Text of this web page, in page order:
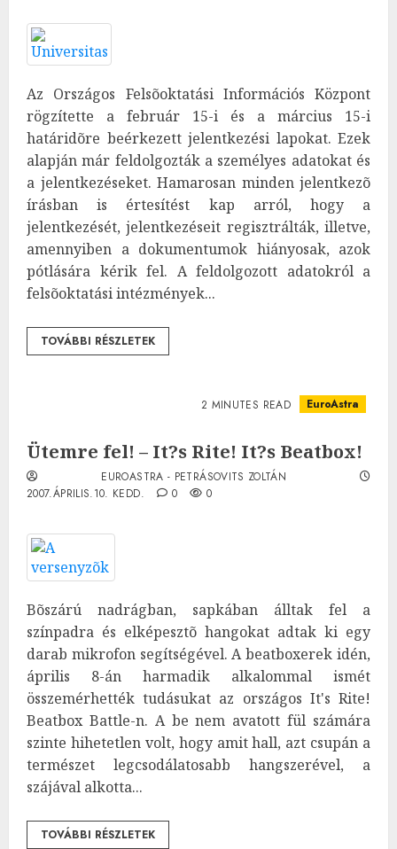
Az Országos Felsõoktatási Információs Központ
rögzítette a február 15-i és a március 15-i
határidõre beérkezett jelentkezési lapokat. Ezek
alapján már feldolgozták a személyes adatokat és
a jelentkezéseket. Hamarosan minden jelentkezõ
írásban is értesítést kap arról, hogy a
jelentkezését, jelentkezéseit regisztrálták, illetve,
amennyiben a dokumentumok hiányosak, azok
pótlására kérik fel. A feldolgozott adatokról a
felsõoktatási intézmények...
TOVÁBBI RÉSZLETEK
2 MINUTES READ EuroAstra
Ütemre fel! – It?s Rite! It?s Beatbox!
EUROASTRA - PETRÁSOVITS ZOLTÁN
2007.ÁPRILIS.10. KEDD.
0 0
Bõszárú nadrágban, sapkában álltak fel a
színpadra és elképesztõ hangokat adtak ki egy
darab mikrofon segítségével. A beatboxerek idén,
április 8-án harmadik alkalommal ismét
összemérhették tudásukat az országos It's Rite!
Beatbox Battle-n. A be nem avatott fül számára
szinte hihetetlen volt, hogy amit hall, azt csupán a
természet legcsodálatosabb hangszerével, a
szájával alkotta...
TOVÁBBI RÉSZLETEK